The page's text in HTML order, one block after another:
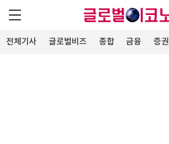
전체기사 글로벌비즈 종합 금융 증권